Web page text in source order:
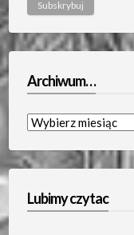
Archiwum…
Archiwum…
Lubimy czytac